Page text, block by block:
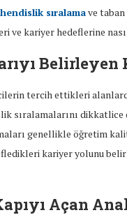
sıralamave
kariyer hedeflerine
Belirleyen
tercih ettikleri
sıralamalarını
genellikle öğretim
kariyer yolunu
Açan